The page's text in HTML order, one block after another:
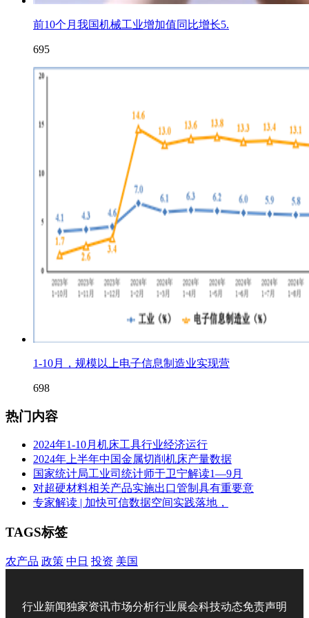
前10个月我国机械工业增加值同比增长5.
695
1-10月，规模以上电子信息制造业实现营
698
热门内容
2024年1-10月机床工具行业经济运行
2024年上半年中国金属切削机床产量数据
国家统计局工业司统计师于卫宁解读1—9月
对超硬材料相关产品实施出口管制具有重要意
专家解读 | 加快可信数据空间实践落地，
TAGS标签
农产品 政策 中日 投资 美国
行业新闻独家资讯市场分析行业展会科技动态免责声明